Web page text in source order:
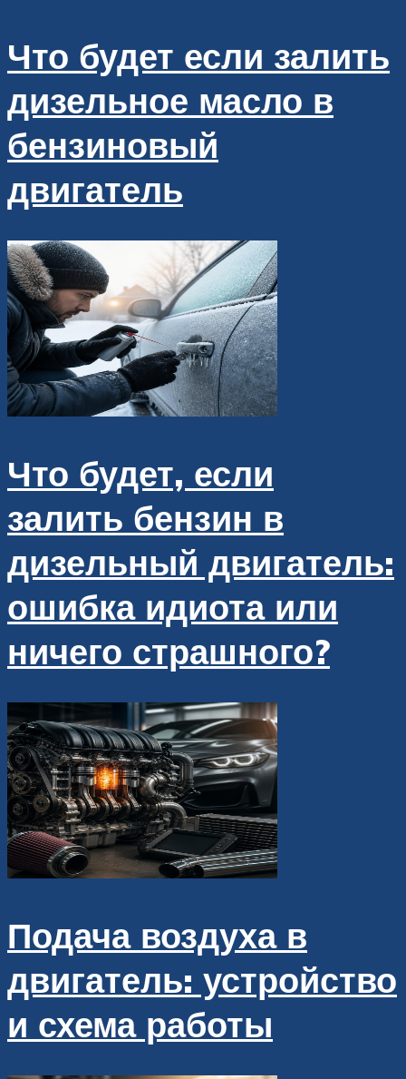
Что будет если залить
дизельное масло в
бензиновый
двигатель
Что будет, если
залить бензин в
дизельный двигатель:
ошибка идиота или
ничего страшного?
Подача воздуха в
двигатель: устройство
и схема работы